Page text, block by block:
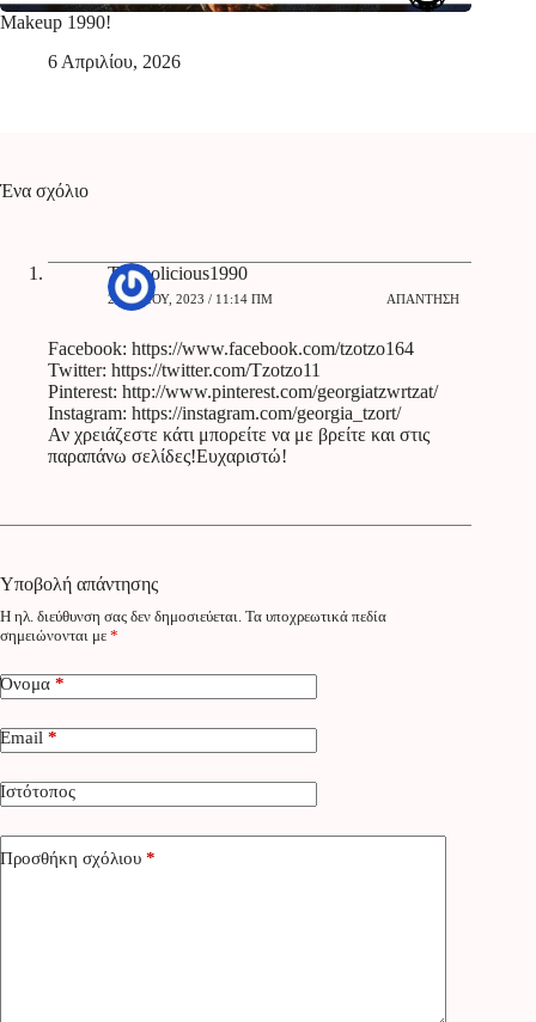
Makeup 1990!
6 Απριλίου, 2026
Ένα σχόλιο
Tzotzolicious1990
21 ΜΑΪ́ΟΥ, 2023 / 11:14 ΠΜ ΑΠΆΝΤΗΣΗ
Facebook: https://www.facebook.com/tzotzo164
Twitter: https://twitter.com/Tzotzo11
Pinterest: http://www.pinterest.com/georgiatzwrtzat/
Instagram: https://instagram.com/georgia_tzort/
Αν χρειάζεστε κάτι μπορείτε να με βρείτε και στις
παραπάνω σελίδες!Ευχαριστώ!
Υποβολή απάντησης
Η ηλ. διεύθυνση σας δεν δημοσιεύεται. Τα υποχρεωτικά πεδία
σημειώνονται με *
Όνομα *
Email *
Ιστότοπος
Προσθήκη σχόλιου *